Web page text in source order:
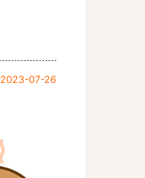
2023-07-26